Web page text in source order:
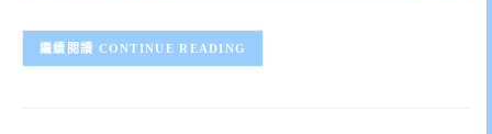
CONTINUE READING